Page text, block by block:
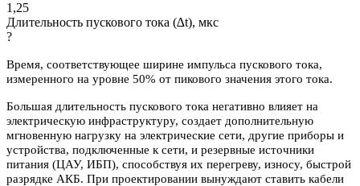
1,25
Длительность пускового тока (∆t), мкс
?
Время, соответствующее ширине импульса пускового тока,
измеренного на уровне 50% от пикового значения этого тока.
Большая длительность пускового тока негативно влияет на
электрическую инфраструктуру, создает дополнительную
мгновенную нагрузку на электрические сети, другие приборы и
устройства, подключенные к сети, и резервные источники
питания (ЦАУ, ИБП), способствуя их перегреву, износу, быстрой
разрядке АКБ. При проектировании вынуждают ставить кабели